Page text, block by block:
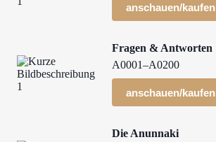
anschauen/kaufen
Fragen & Antworten
A0001–A0200
anschauen/kaufen
Die Anunnaki